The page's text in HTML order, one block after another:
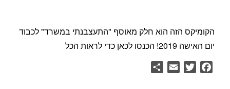
הקומיקס הזה הוא חלק מאוסף "התעצבנתי במשרד" לכבוד
יום האישה 2019! הכנסו לכאן כדי לראות הכל
Facebook
Twitter
Email